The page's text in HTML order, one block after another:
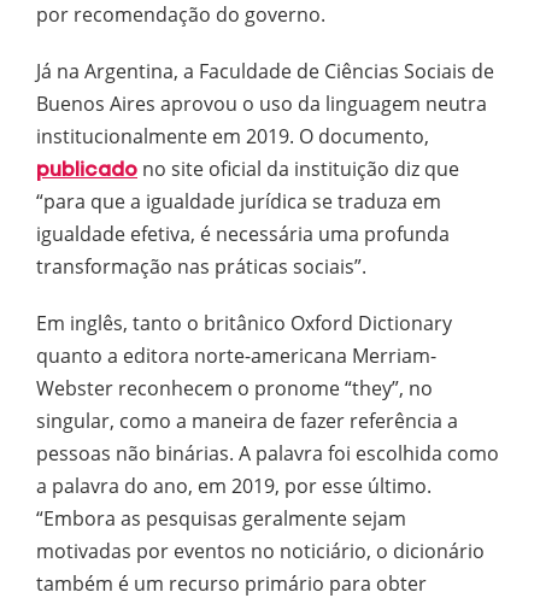
por recomendação do governo.
Já na Argentina, a Faculdade de Ciências Sociais de
Buenos Aires aprovou o uso da linguagem neutra
institucionalmente em 2019. O documento,
publicado no site oficial da instituição diz que
“para que a igualdade jurídica se traduza em
igualdade efetiva, é necessária uma profunda
transformação nas práticas sociais”.
Em inglês, tanto o britânico Oxford Dictionary
quanto a editora norte-americana Merriam-
Webster reconhecem o pronome “they”, no
singular, como a maneira de fazer referência a
pessoas não binárias. A palavra foi escolhida como
a palavra do ano, em 2019, por esse último.
“Embora as pesquisas geralmente sejam
motivadas por eventos no noticiário, o dicionário
também é um recurso primário para obter